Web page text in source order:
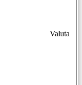
Valuta